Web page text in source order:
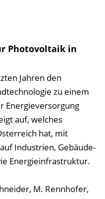
Photovoltaik in
Jahren den
zu einem
Energieversorgung
auf, welches
hat, mit
Industrien, Gebäude-
Energieinfrastruktur.
M. Rennhofer,